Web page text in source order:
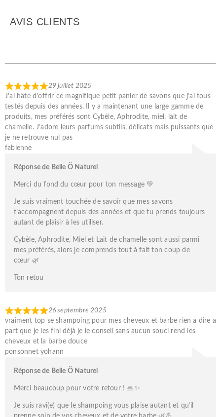
AVIS CLIENTS
29 juillet 2025
J’ai hâte d’offrir ce magnifique petit panier de savons que j’ai tous
testés depuis des années. Il y a maintenant une large gamme de
produits, mes préférés sont Cybèle, Aphrodite, miel, lait de
chamelle. J’adore leurs parfums subtils, délicats mais puissants que
je ne retrouve nul pas
fabienne
Réponse de Belle Ö Naturel
Merci du fond du cœur pour ton message 💚
Je suis vraiment touchée de savoir que mes savons
t’accompagnent depuis des années et que tu prends toujours
autant de plaisir à les utiliser.
Cybèle, Aphrodite, Miel et Lait de chamelle sont aussi parmi
mes préférés, alors je comprends tout à fait ton coup de
cœur 🌿
Ton retou
26 septembre 2025
vraiment top se shampoing pour mes cheveux et barbe rien a dire a
part que je les fini déjà je le conseil sans aucun souci rend les
cheveux et la barbe douce
ponsonnet yohann
Réponse de Belle Ö Naturel
Merci beaucoup pour votre retour ! 🙏✨
Je suis ravi(e) que le shampoing vous plaise autant et qu’il